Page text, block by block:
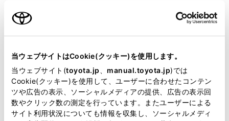
当ウェブサイトはCookie(クッキー)を使用します。
当ウェブサイト(toyota.jp manual.toyota.jp)では
Cookie(クッキー)を使用して、ユーザーに合わせたコンテン
ツや広告の表示、ソーシャルメディアの提供、広告の表示回
数やクリック数の測定を行っています。またユーザーによる
サイト利用状況についても情報を収集し、ソーシャルメディ
スプレイ
日々の移動をさらに快適にする装備。
アイドリングストップ作動中の経過
時間や積算時間のほか、平均燃費も表